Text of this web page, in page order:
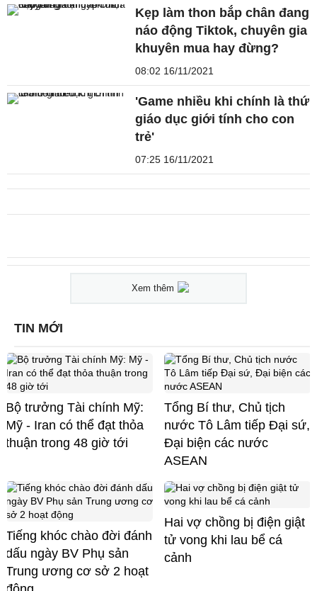
Kẹp làm thon bắp chân đang
náo động Tiktok, chuyên gia
khuyên mua hay đừng?
08:02 16/11/2021
'Game nhiều khi chính là thứ
giáo dục giới tính cho con
trẻ'
07:25 16/11/2021
Xem thêm
TIN MỚI
Bộ trưởng Tài chính Mỹ:
Mỹ - Iran có thể đạt thỏa
thuận trong 48 giờ tới
Tổng Bí thư, Chủ tịch
nước Tô Lâm tiếp Đại sứ,
Đại biện các nước
ASEAN
Tiếng khóc chào đời đánh
dấu ngày BV Phụ sản
Trung ương cơ sở 2 hoạt
Hai vợ chồng bị điện giật
tử vong khi lau bể cá
cảnh